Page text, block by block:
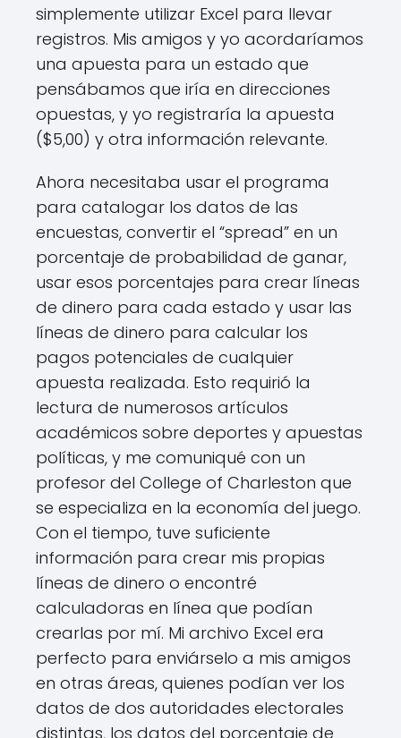
simplemente utilizar Excel para llevar
registros. Mis amigos y yo acordaríamos
una apuesta para un estado que
pensábamos que iría en direcciones
opuestas, y yo registraría la apuesta
($5,00) y otra información relevante.
Ahora necesitaba usar el programa
para catalogar los datos de las
encuestas, convertir el “spread” en un
porcentaje de probabilidad de ganar,
usar esos porcentajes para crear líneas
de dinero para cada estado y usar las
líneas de dinero para calcular los
pagos potenciales de cualquier
apuesta realizada. Esto requirió la
lectura de numerosos artículos
académicos sobre deportes y apuestas
políticas, y me comuniqué con un
profesor del College of Charleston que
se especializa en la economía del juego.
Con el tiempo, tuve suficiente
información para crear mis propias
líneas de dinero o encontré
calculadoras en línea que podían
crearlas por mí. Mi archivo Excel era
perfecto para enviárselo a mis amigos
en otras áreas, quienes podían ver los
datos de dos autoridades electorales
distintas, los datos del porcentaje de